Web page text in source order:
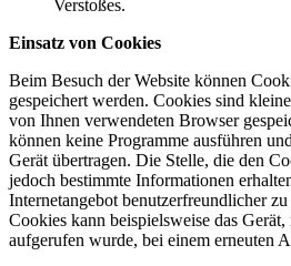
Verstoßes.
Einsatz von Cookies
Beim Besuch der Website können
gespeichert werden. Cookies sind
von Ihnen verwendeten Browser
können keine Programme ausführen
Gerät übertragen. Die Stelle, die den
jedoch bestimmte Informationen
Internetangebot benutzerfreundlicher
Cookies kann beispielsweise das
aufgerufen wurde, bei einem erneuten